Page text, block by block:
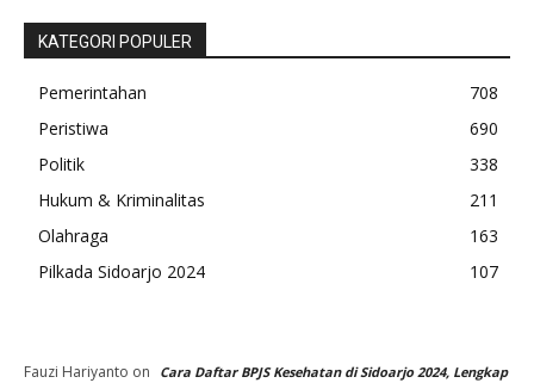
KATEGORI POPULER
Pemerintahan
708
Peristiwa
690
Politik
338
Hukum & Kriminalitas
211
Olahraga
163
Pilkada Sidoarjo 2024
107
Fauzi Hariyanto on
Cara Daftar BPJS Kesehatan di Sidoarjo 2024, Lengkap